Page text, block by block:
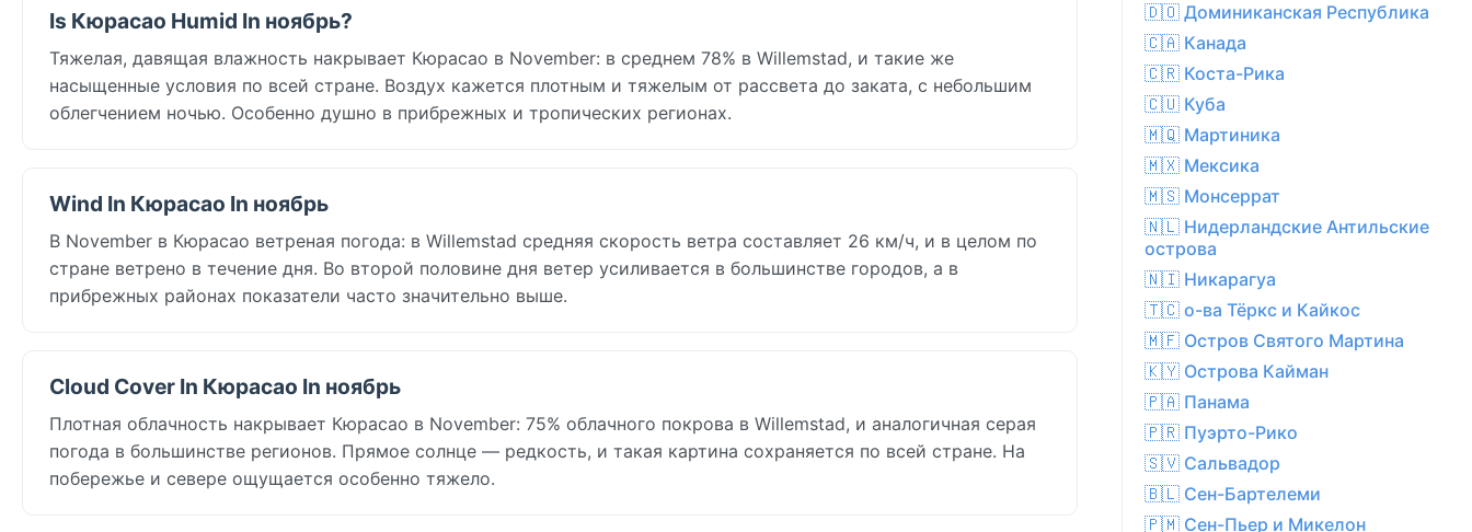
Is Кюрасао Humid In ноябрь?
Тяжелая, давящая влажность накрывает Кюрасао в November: в среднем 78% в Willemstad, и такие же
насыщенные условия по всей стране. Воздух кажется плотным и тяжелым от рассвета до заката, с небольшим
облегчением ночью. Особенно душно в прибрежных и тропических регионах.
Wind In Кюрасао In ноябрь
В November в Кюрасао ветреная погода: в Willemstad средняя скорость ветра составляет 26 км/ч, и в целом по
стране ветрено в течение дня. Во второй половине дня ветер усиливается в большинстве городов, а в
прибрежных районах показатели часто значительно выше.
Cloud Cover In Кюрасао In ноябрь
Плотная облачность накрывает Кюрасао в November: 75% облачного покрова в Willemstad, и аналогичная серая
погода в большинстве регионов. Прямое солнце — редкость, и такая картина сохраняется по всей стране. На
побережье и севере ощущается особенно тяжело.
🇩🇴 Доминиканская Республика
🇨🇦 Канада
🇨🇷 Коста-Рика
🇨🇺 Куба
🇲🇶 Мартиника
🇲🇽 Мексика
🇲🇸 Монсеррат
🇳🇱 Нидерландские Антильские
острова
🇳🇮 Никарагуа
🇹🇨 о-ва Тёркс и Кайкос
🇲🇫 Остров Святого Мартина
🇰🇾 Острова Кайман
🇵🇦 Панама
🇵🇷 Пуэрто-Рико
🇸🇻 Сальвадор
🇧🇱 Сен-Бартелеми
🇵🇲 Сен-Пьер и Микелон